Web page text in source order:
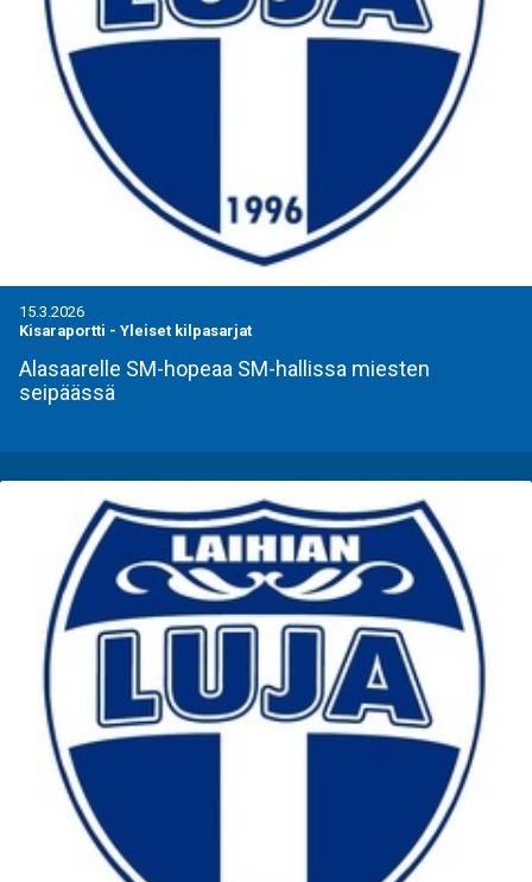
15.3.2026
Kisaraportti - Yleiset kilpasarjat
Alasaarelle SM-hopeaa SM-hallissa miesten
seipäässä